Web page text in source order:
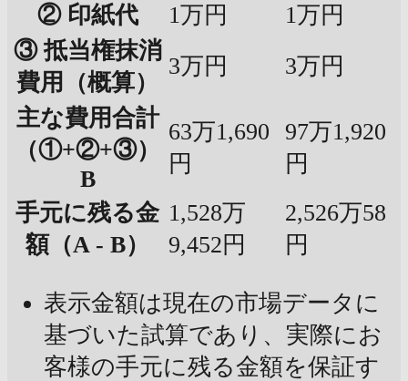
② 印紙代
1万円
1万円
③ 抵当権抹消
費用（概算）
3万円
3万円
主な費用合計
（①+②+③）
B
63万1,690
円
97万1,920
円
手元に残る金
額（A - B）
1,528万
9,452円
2,526万58
円
表示金額は現在の市場データに
基づいた試算であり、実際にお
客様の手元に残る金額を保証す